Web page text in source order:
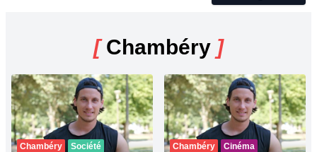
[Chambéry ]
Chambéry
Société
Chambéry Cinéma